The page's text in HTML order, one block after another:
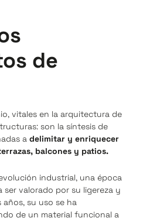
de
vitales en la arquitectura de
son la síntesis de
a delimitar y enriquecer
balcones y patios.
industrial, una época
ser valorado por su ligereza y
años, su uso se ha
de un material funcional a